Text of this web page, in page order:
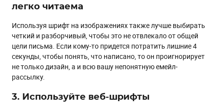
легко читаема
Используя шрифт на изображениях также лучше выбирать
четкий и разборчивый, чтобы это не отвлекало от общей
цели письма. Если кому-то придется потратить лишние 4
секунды, чтобы понять, что написано, то он проигнорирует
не только дизайн, а и всю вашу непонятную емейл-
рассылку.
3. Используйте веб-шрифты